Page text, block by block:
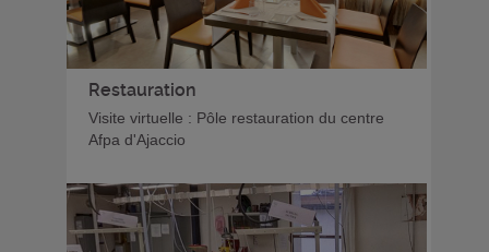
Restauration
Visite virtuelle : Pôle restauration du centre
Afpa d'Ajaccio